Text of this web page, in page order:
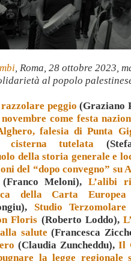
, Roma, 28 ottobre 2023,
al popolo
peggio (Graziano
come festa
falesia di Punta
cisterna tutelata
della storia generale e
del “dopo convegno” su
(Franco Meloni),L’alibi
della Carta
Studio
Floris (Roberto Loddo),
salute (Francesca
(Claudia Zuncheddu),Il
la legge regionale